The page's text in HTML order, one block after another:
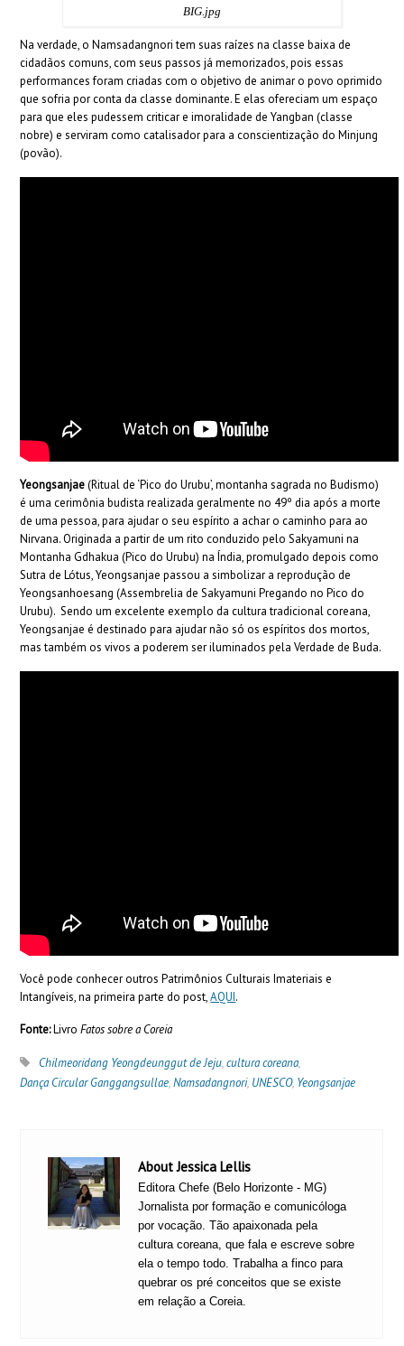
BIG.jpg
Na verdade, o Namsadangnori tem suas raízes na classe baixa de
cidadãos comuns, com seus passos já memorizados, pois essas
performances foram criadas com o objetivo de animar o povo oprimido
que sofria por conta da classe dominante. E elas ofereciam um espaço
para que eles pudessem criticar e imoralidade de Yangban (classe
nobre) e serviram como catalisador para a conscientização do Minjung
(povão).
Yeongsanjae(Ritual de ‘Pico do Urubu’, montanha sagrada no Budismo)
é uma cerimônia budista realizada geralmente no 49º dia após a morte
de uma pessoa, para ajudar o seu espírito a achar o caminho para ao
Nirvana. Originada a partir de um rito conduzido pelo Sakyamuni na
Montanha Gdhakua (Pico do Urubu) na Índia, promulgado depois como
Sutra de Lótus, Yeongsanjae passou a simbolizar a reprodução de
Yeongsanhoesang (Assembrelia de Sakyamuni Pregando no Pico do
Urubu). Sendo um excelente exemplo da cultura tradicional coreana,
Yeongsanjae é destinado para ajudar não só os espíritos dos mortos,
mas também os vivos a poderem ser iluminados pela Verdade de Buda.
Você pode conhecer outros Patrimônios Culturais Imateriais e
Intangíveis, na primeira parte do post,AQUI.
Fonte:LivroFatos sobre a Coreia
Chilmeoridang Yeongdeunggut de Jeju,cultura coreana,
Dança Circular Ganggangsullae,Namsadangnori, UNESCO, Yeongsanjae
About Jessica Lellis
Editora Chefe (Belo Horizonte - MG)
Jornalista por formação e comunicóloga
por vocação. Tão apaixonada pela
cultura coreana, que fala e escreve sobre
ela o tempo todo. Trabalha a finco para
quebrar os pré conceitos que se existe
em relação a Coreia.